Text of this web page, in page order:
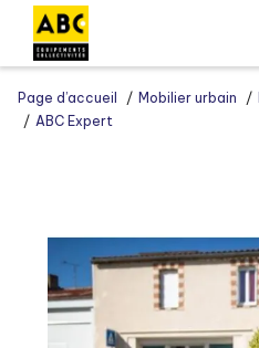
Page d’accueil Mobilier urbain
ABC Expert
Panneau de gestion des cookies